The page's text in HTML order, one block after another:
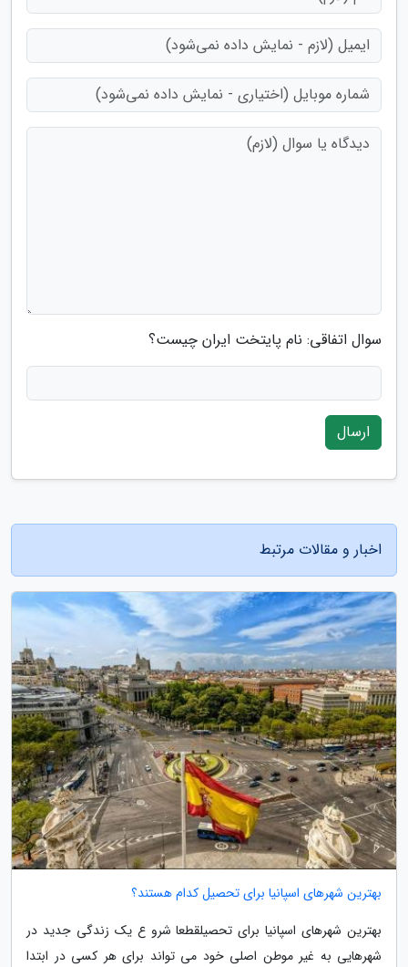
سوال اتفاقی: نام پایتخت ایران چیست؟
ارسال
اخبار و مقالات مرتبط
بهترین شهرهای اسپانیا برای تحصیل کدام هستند؟
بهترین شهرهای اسپانیا برای تحصیلقطعا شرو ع یک زندگی جدید در
شهرهایی به غیر موطن اصلی خود می تواند برای هر کسی در ابتدا